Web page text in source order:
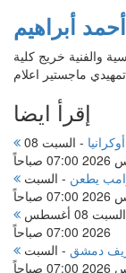
أحمد أبراهيم
والفنية خريج كلية
ماجستير اعلام
إقرأ ايضا
-
السبت 08
يطعن - السبت
السبت 08 أغسطس
2026 07:00 صباحاً
ريف دمشق - السبت